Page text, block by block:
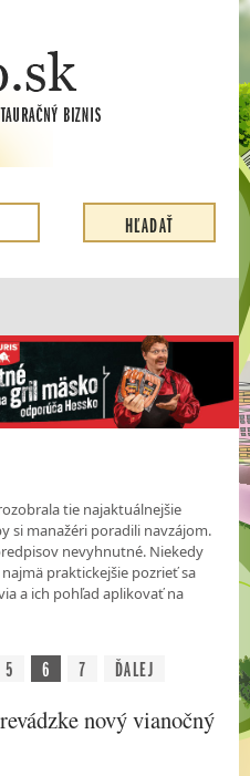
tie najaktuálnejšie
si manažéri poradili navzájom.
nevyhnutné. Niekedy
praktickejšie pozrieť sa
a ich pohľad aplikovať na
5 6 7 ĎALEJ
nový vianočný